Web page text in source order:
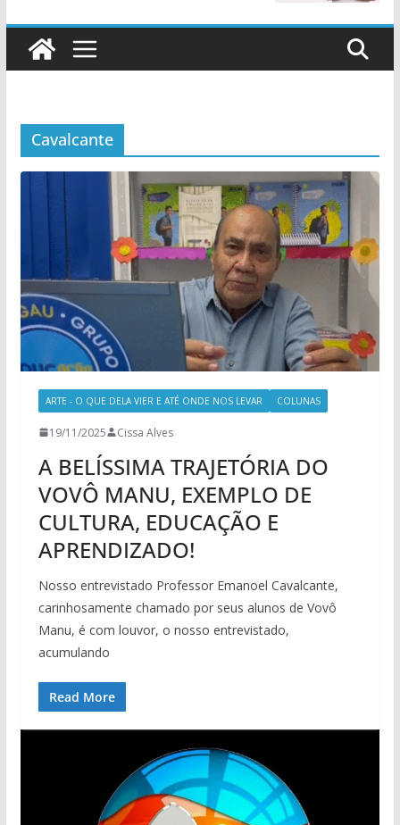
Cavalcante
ARTE - O QUE DELA VIER E ATÉ ONDE NOS LEVAR COLUNAS
19/11/2025 Cissa Alves
A BELÍSSIMA TRAJETÓRIA DO
VOVÔ MANU, EXEMPLO DE
CULTURA, EDUCAÇÃO E
APRENDIZADO!
Nosso entrevistado Professor Emanoel Cavalcante,
carinhosamente chamado por seus alunos de Vovô
Manu, é com louvor, o nosso entrevistado,
acumulando
Read More